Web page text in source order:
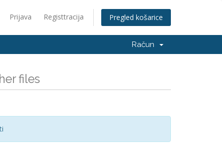
Prijava Registtracija Pregled košarice
Račun
files